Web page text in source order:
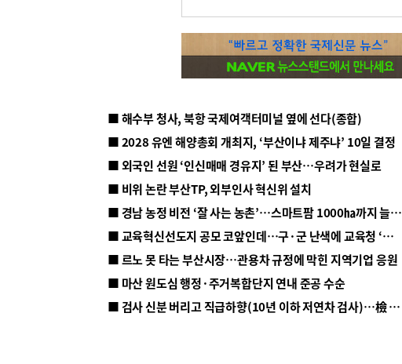
■ 해수부 청사, 북항 국제여객터미널 옆에 선다(종합)
■ 2028 유엔 해양총회 개최지, ‘부산이냐 제주냐’ 10일 결정
■ 외국인 선원 ‘인신매매 경유지’ 된 부산…우려가 현실로
■ 비위 논란 부산TP, 외부인사 혁신위 설치
■ 경남 농정 비전 ‘잘 사는 농촌’…스마트팜 1000㏊까지 늘린다
■ 교육혁신선도지 공모 코앞인데…구·군 난색에 교육청 ‘쩔쩔’
■ 르노 못 타는 부산시장…관용차 규정에 막힌 지역기업 응원
■ 마산 원도심 행정·주거복합단지 연내 준공 수순
■ 검사 신분 버리고 직급하향(10년 이하 저연차 검사)…檢 중수청행 기피